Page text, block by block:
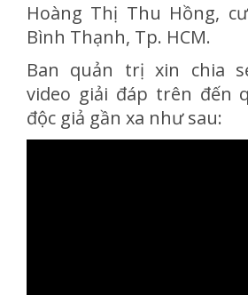
Hoàng Thị Thu Hồng,
Bình Thạnh, Tp. HCM.
Ban quản trị xin chia
video giải đáp trên đến
độc giả gần xa như sau: